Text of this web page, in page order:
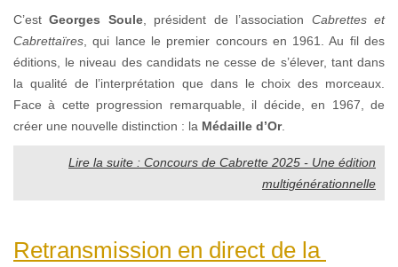
C’estGeorges Soule, président de l’association Cabrettes et
Cabrettaïres , qui lance le premier concours en 1961. Au fil des
éditions, le niveau des candidats ne cesse de s’élever, tant dans
la qualité de l’interprétation que dans le choix des morceaux.
Face à cette progression remarquable, il décide, en 1967, de
créer une nouvelle distinction : la Médaille d’Or.
Lire la suite : Concours de Cabrette 2025 - Une édition
multigénérationnelle
Retransmission en direct de la